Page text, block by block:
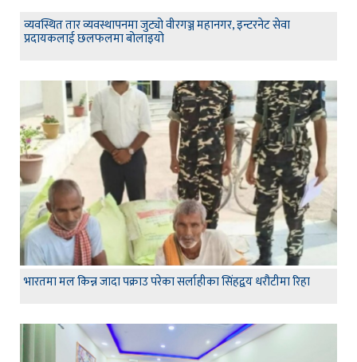
व्यवस्थित तार व्यवस्थापनमा जुट्यो वीरगञ्ज महानगर, इन्टरनेट सेवा
प्रदायकलाई छलफलमा बोलाइयो
भारतमा मल किन्न जादा पक्राउ परेका सर्लाहीका सिंहद्वय धरौटीमा रिहा